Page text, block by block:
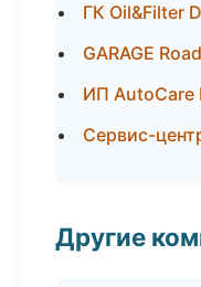
ГК Oil&Filter
GARAGE
ИП AutoCare
Сервис-
Другие